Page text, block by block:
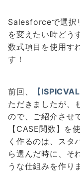
Salesforceで選択
を変えたい時どう
数式項目 を使用す
す！
前回、 【ISPICVAL
ただきましたが、
ので、ご紹介させ
【CASE関数】 を
く作るのは、スタ
ら選んだ時に、そ
うな仕組みを作り